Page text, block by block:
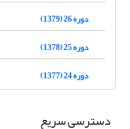
دوره 26 (1379)
دوره 25 (1378)
دوره 24 (1377)
دسترسی سریع